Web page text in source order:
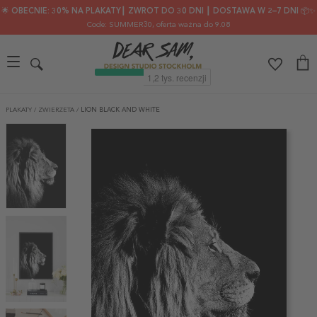
🌟 OBECNIE: 30% NA PLAKATY┃ ZWROT DO 30 DNI ┃ DOSTAWA W 2–7 DNI 📦✨
Code: SUMMER30, oferta ważna do 9.08
PLAKATY / ZWIERZETA / LION BLACK AND WHITE